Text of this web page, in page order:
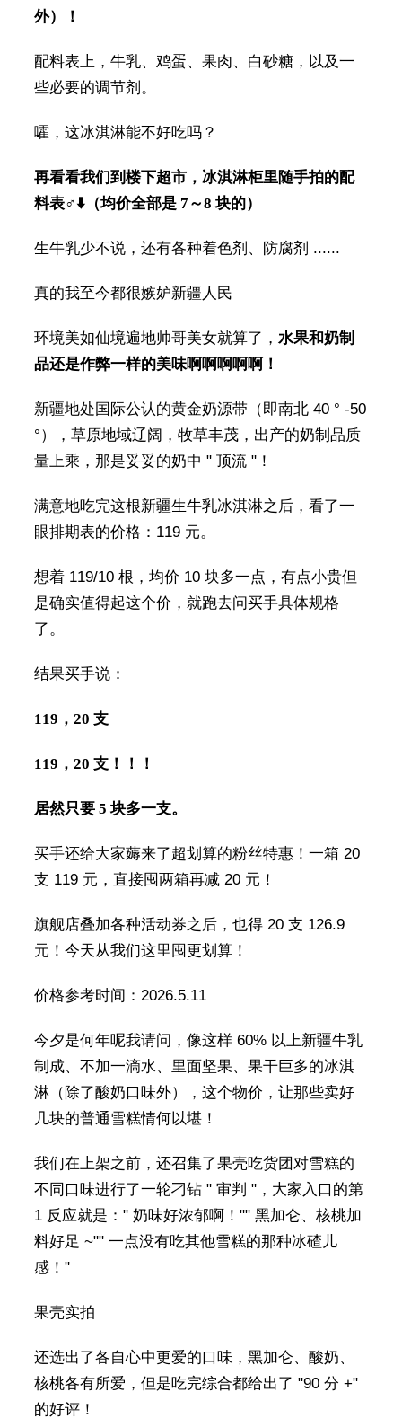
外）！
配料表上，牛乳、鸡蛋、果肉、白砂糖，以及一
些必要的调节剂。
嚯，这冰淇淋能不好吃吗？
再看看我们到楼下超市，冰淇淋柜里随手拍的配
料表‍♂️⬇️（均价全部是 7～8 块的）
生牛乳少不说，还有各种着色剂、防腐剂 ......
真的我至今都很嫉妒新疆人民
环境美如仙境遍地帅哥美女就算了， 水果和奶制
品还是作弊一样的美味啊啊啊啊啊！
新疆地处国际公认的黄金奶源带（即南北 40 ° -50
°），草原地域辽阔，牧草丰茂，出产的奶制品质
量上乘，那是妥妥的奶中 " 顶流 "！
满意地吃完这根新疆生牛乳冰淇淋之后，看了一
眼排期表的价格：119 元。
想着 119/10 根，均价 10 块多一点，有点小贵但
是确实值得起这个价，就跑去问买手具体规格
了。
结果买手说：
119，20 支
119，20 支！！！
居然只要 5 块多一支。
买手还给大家薅来了超划算的粉丝特惠！一箱 20
支 119 元，直接囤两箱再减 20 元！
旗舰店叠加各种活动券之后，也得 20 支 126.9
元！今天从我们这里囤更划算！
价格参考时间：2026.5.11
今夕是何年呢我请问，像这样 60% 以上新疆牛乳
制成、不加一滴水、里面坚果、果干巨多的冰淇
淋（除了酸奶口味外），这个物价，让那些卖好
几块的普通雪糕情何以堪！
我们在上架之前，还召集了果壳吃货团对雪糕的
不同口味进行了一轮刁钻 " 审判 "，大家入口的第
1 反应就是：" 奶味好浓郁啊！"" 黑加仑、核桃加
料好足 ~"" 一点没有吃其他雪糕的那种冰碴儿
感！"
果壳实拍
还选出了各自心中更爱的口味，黑加仑、酸奶、
核桃各有所爱，但是吃完综合都给出了 "90 分 +"
的好评！